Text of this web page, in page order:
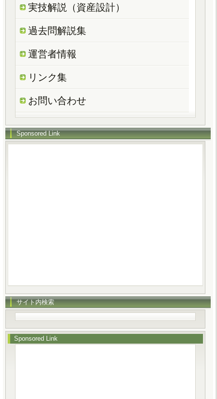
実技解説（資産設計）
過去問解説集
運営者情報
リンク集
お問い合わせ
Sponsored Link
サイト内検索
Sponsored Link